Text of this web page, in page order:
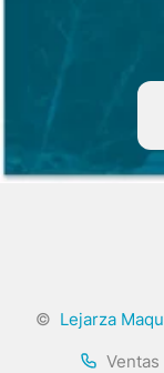
© Lejarza
Ventas